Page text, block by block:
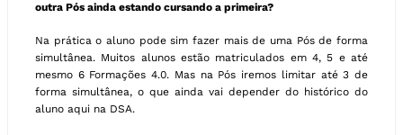
outra Pós ainda estando cursando a primeira?
Na prática o aluno pode sim fazer mais de uma Pós de forma
simultânea. Muitos alunos estão matriculados em 4, 5 e até
mesmo 6 Formações 4.0. Mas na Pós iremos limitar até 3 de
forma simultânea, o que ainda vai depender do histórico do
aluno aqui na DSA.